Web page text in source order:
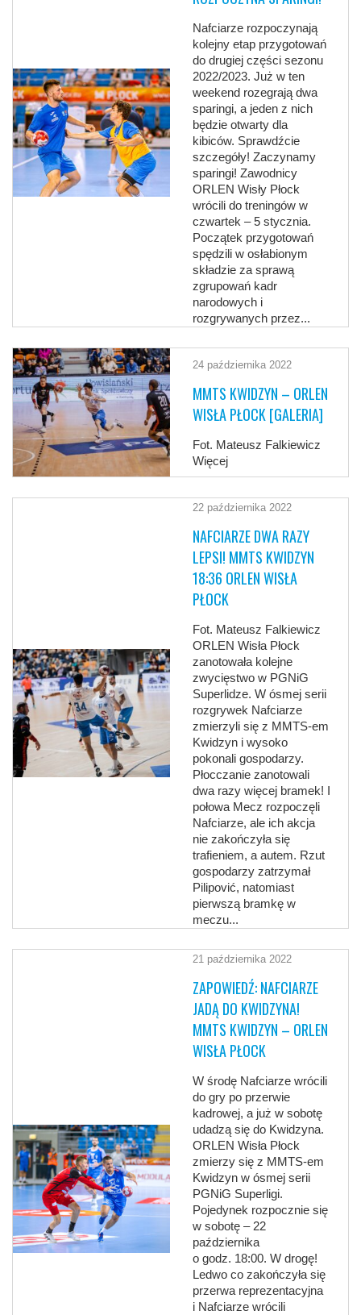
Nafciarze rozpoczynają
kolejny etap przygotowań
do drugiej części sezonu
2022/2023. Już w ten
weekend rozegrają dwa
sparingi, a jeden z nich
będzie otwarty dla
kibiców. Sprawdźcie
szczegóły! Zaczynamy
sparingi! Zawodnicy
ORLEN Wisły Płock
wrócili do treningów w
czwartek – 5 stycznia.
Początek przygotowań
spędzili w osłabionym
składzie za sprawą
zgrupowań kadr
narodowych i
rozgrywanych przez...
24 października 2022
MMTS KWIDZYN – ORLEN
WISŁA PŁOCK [GALERIA]
Fot. Mateusz Falkiewicz
Więcej
22 października 2022
NAFCIARZE DWA RAZY
LEPSI! MMTS KWIDZYN
18:36 ORLEN WISŁA
PŁOCK
Fot. Mateusz Falkiewicz
ORLEN Wisła Płock
zanotowała kolejne
zwycięstwo w PGNiG
Superlidze. W ósmej serii
rozgrywek Nafciarze
zmierzyli się z MMTS-em
Kwidzyn i wysoko
pokonali gospodarzy.
Płocczanie zanotowali
dwa razy więcej bramek! I
połowa Mecz rozpoczęli
Nafciarze, ale ich akcja
nie zakończyła się
trafieniem, a autem. Rzut
gospodarzy zatrzymał
Pilipović, natomiast
pierwszą bramkę w
meczu...
21 października 2022
ZAPOWIEDŹ: NAFCIARZE
JADĄ DO KWIDZYNA!
MMTS KWIDZYN – ORLEN
WISŁA PŁOCK
W środę Nafciarze wrócili
do gry po przerwie
kadrowej, a już w sobotę
udadzą się do Kwidzyna.
ORLEN Wisła Płock
zmierzy się z MMTS-em
Kwidzyn w ósmej serii
PGNiG Superligi.
Pojedynek rozpocznie się
w sobotę – 22
października
o godz. 18:00. W drogę!
Ledwo co zakończyła się
przerwa reprezentacyjna
i Nafciarze wrócili